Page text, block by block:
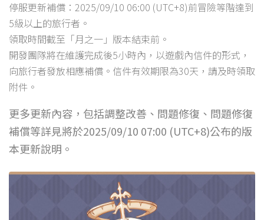
停服更新補償：2025/09/10 06:00 (UTC+8)前冒險等階達到
5級以上的旅行者。
領取時間截至「月之一」版本結束前。
開發團隊將在維護完成後5小時內，以遊戲內信件的形式，
向旅行者發放相應補償。信件有效期限為30天，請及時領取
附件。
更多更新內容，包括調整改善、問題修復、問題修復
補償等詳見將於2025/09/10 07:00 (UTC+8)公布的版
本更新說明。